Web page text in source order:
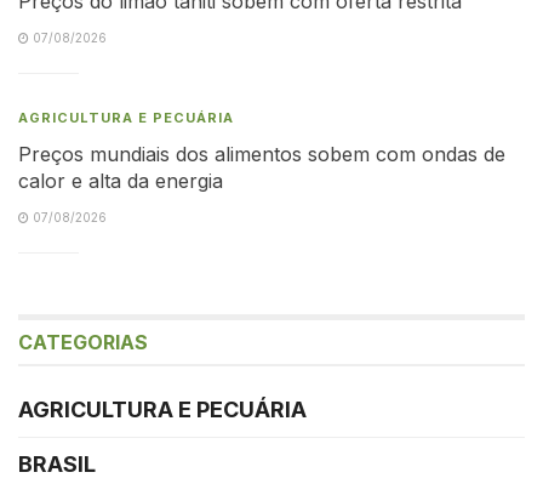
07/08/2026
AGRICULTURA E PECUÁRIA
Preços mundiais dos alimentos sobem com ondas de
calor e alta da energia
07/08/2026
CATEGORIAS
AGRICULTURA E PECUÁRIA
BRASIL